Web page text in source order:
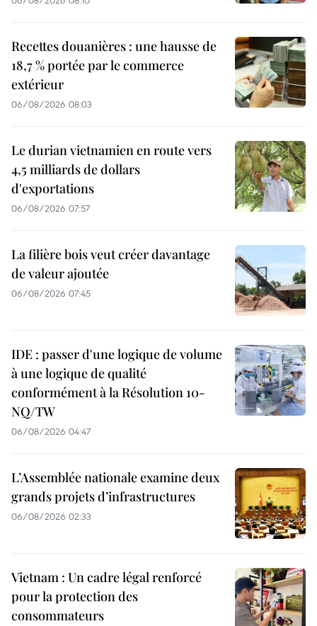
Recettes douanières : une hausse de
18,7 % portée par le commerce
extérieur
06/08/2026 08:03
Le durian vietnamien en route vers
4,5 milliards de dollars
d'exportations
06/08/2026 07:57
La filière bois veut créer davantage
de valeur ajoutée
06/08/2026 07:45
IDE : passer d'une logique de volume
à une logique de qualité
conformément à la Résolution 10-
NQ/TW
06/08/2026 04:47
L’Assemblée nationale examine deux
grands projets d’infrastructures
06/08/2026 02:33
Vietnam : Un cadre légal renforcé
pour la protection des
consommateurs